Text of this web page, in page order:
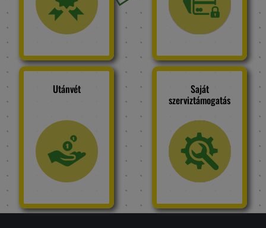
Utánvét Saját
szerviztámogatás